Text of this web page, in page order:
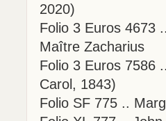
2020)
Folio 3 Euros 4673
Maître Zacharius
Folio 3 Euros 7586
Carol, 1843)
Folio SF 775 ..